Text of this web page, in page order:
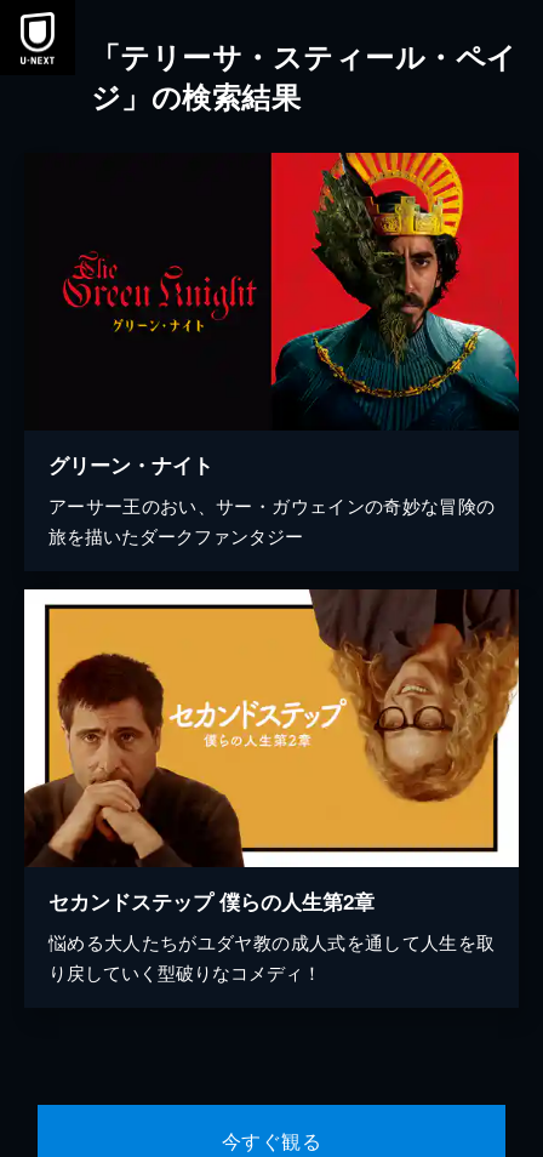
本文へスキップ
「テリーサ・スティール・ペイ
ジ」の検索結果
グリーン・ナイト
アーサー王のおい、サー・ガウェインの奇妙な冒険の
旅を描いたダークファンタジー
セカンドステップ 僕らの人生第2章
悩める大人たちがユダヤ教の成人式を通して人生を取
り戻していく型破りなコメディ！
今すぐ観る